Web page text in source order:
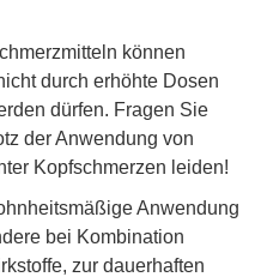
können
durch erhöhte Dosen
dürfen. Fragen Sie
der Anwendung von
Kopfschmerzen leiden!
Anwendung
bei Kombination
zur dauerhaften